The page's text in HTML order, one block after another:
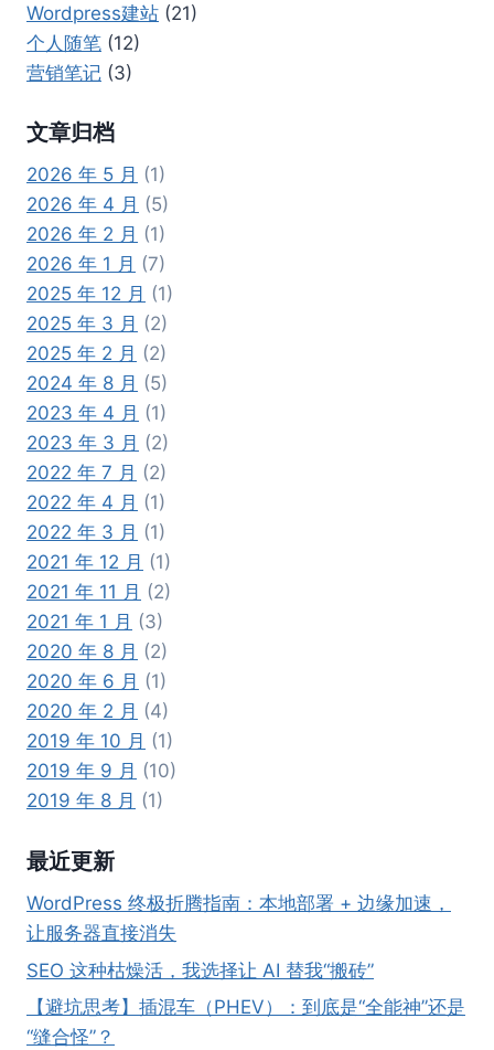
Wordpress建站 (21)
个人随笔 (12)
营销笔记 (3)
文章归档
2026 年 5 月 (1)
2026 年 4 月 (5)
2026 年 2 月 (1)
2026 年 1 月 (7)
2025 年 12 月 (1)
2025 年 3 月 (2)
2025 年 2 月 (2)
2024 年 8 月 (5)
2023 年 4 月 (1)
2023 年 3 月 (2)
2022 年 7 月 (2)
2022 年 4 月 (1)
2022 年 3 月 (1)
2021 年 12 月 (1)
2021 年 11 月 (2)
2021 年 1 月 (3)
2020 年 8 月 (2)
2020 年 6 月 (1)
2020 年 2 月 (4)
2019 年 10 月 (1)
2019 年 9 月 (10)
2019 年 8 月 (1)
最近更新
WordPress 终极折腾指南：本地部署 + 边缘加速，
让服务器直接消失
SEO 这种枯燥活，我选择让 AI 替我“搬砖”
【避坑思考】插混车（PHEV）：到底是“全能神”还是
“缝合怪”？